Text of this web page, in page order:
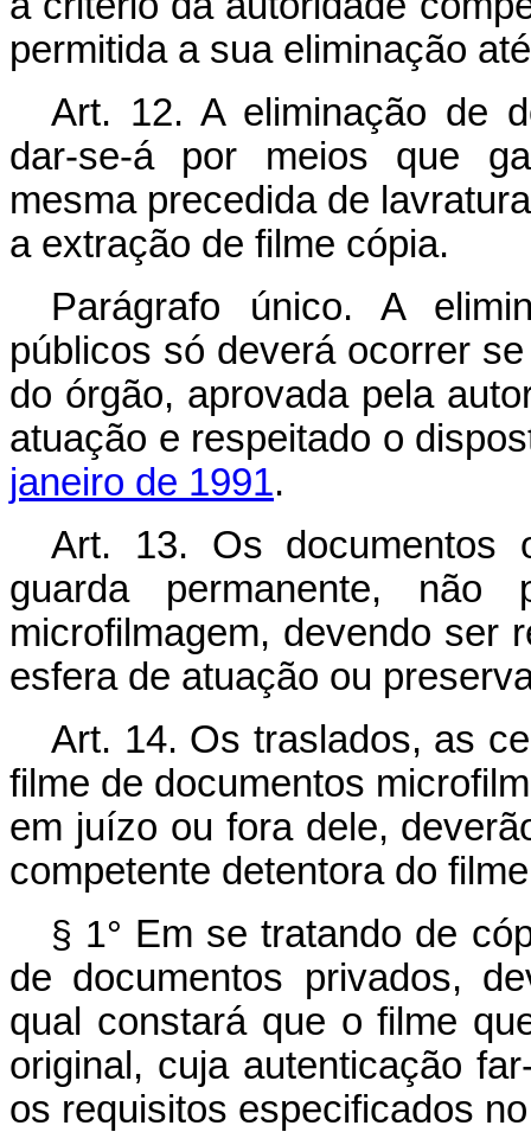
permitida a sua eliminação
Art. 12. A eliminação de
dar-se-á por meios que
mesma precedida de
a extração de filme cópia.
Parágrafo único. A
públicos só deverá ocorrer
do órgão, aprovada pela
atuação e respeitado o
janeiro de 1991.
Art. 13. Os documentos
guarda permanente,
microfilmagem, devendo ser
esfera de atuação ou
Art. 14. Os traslados, as
filme de documentos
em juízo ou fora dele,
competente detentora do
§ 1° Em se tratando de
de documentos privados,
qual constará que o filme
original, cuja autenticação
os requisitos especificados